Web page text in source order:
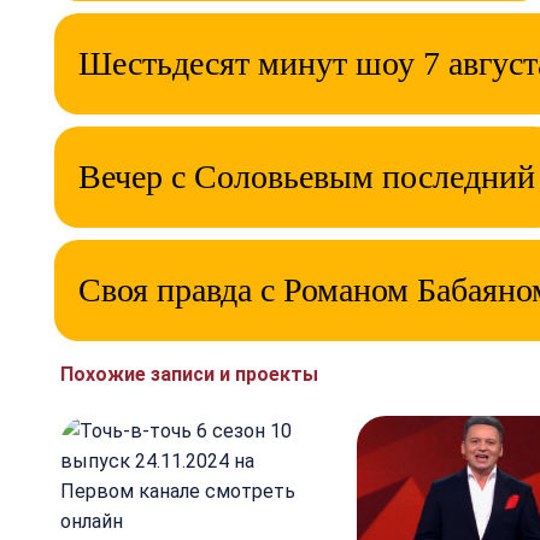
Шестьдесят минут шоу 7
Вечер с Соловьевым последний
Своя правда с Романом
Похожие записи и проекты